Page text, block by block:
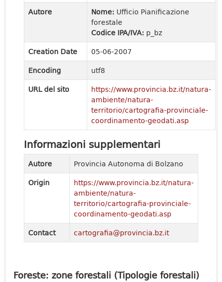
Foreste: zone forestali (Tipologie forestali)
Autore Nome: Ufficio Pianificazione
forestale
Codice IPA/IVA: p_bz
Creation Date
05-06-2007
Encoding
utf8
URL del sito
https://www.provincia.bz.it/natura-
ambiente/natura-
territorio/cartografia-provinciale-
coordinamento-geodati.asp
Informazioni supplementari
Autore
Provincia Autonoma di Bolzano
Origin
https://www.provincia.bz.it/natura-
ambiente/natura-
territorio/cartografia-provinciale-
coordinamento-geodati.asp
Contact
cartografia@provincia.bz.it